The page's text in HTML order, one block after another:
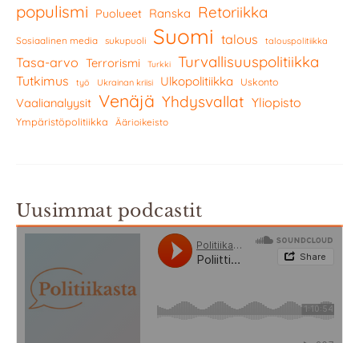
populismi Puolueet Ranska Retoriikka
Sosiaalinen media sukupuoli Suomi talous talouspolitiikka
Tasa-arvo Terrorismi Turkki Turvallisuuspolitiikka
Tutkimus työ Ukrainan kriisi Ulkopolitiikka Uskonto
Vaalianalyysit Venäjä Yhdysvallat Yliopisto
Ympäristöpolitiikka Äärioikeisto
Uusimmat podcastit